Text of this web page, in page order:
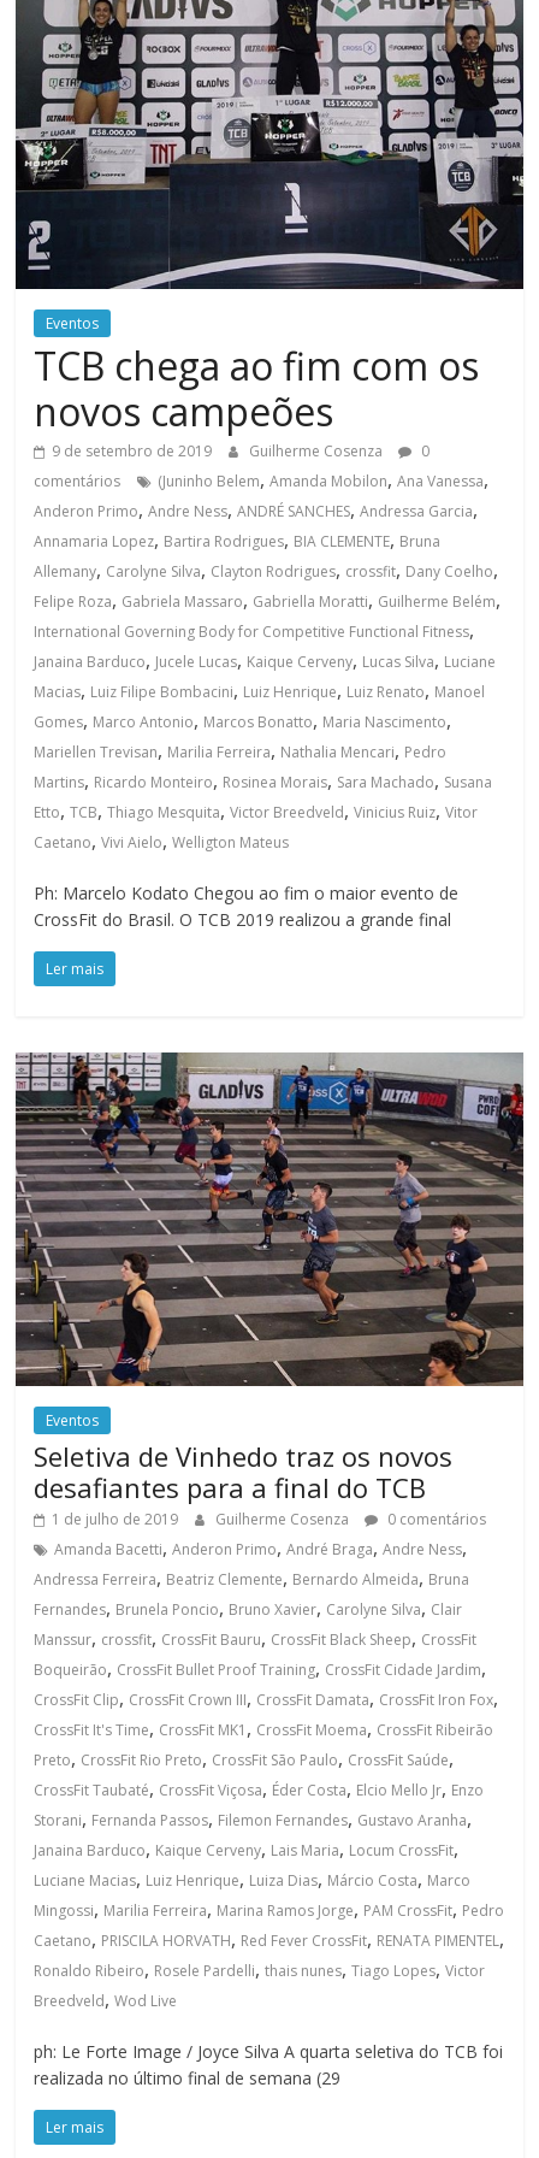
Eventos
TCB chega ao fim com os
novos campeões
9 de setembro de 2019 Guilherme Cosenza
0
comentários
(Juninho Belem,Amanda Mobilon,Ana Vanessa,
Anderon Primo,Andre Ness,ANDRÉ SANCHES,Andressa Garcia,
Annamaria Lopez, Bartira Rodrigues, BIA CLEMENTE, Bruna
Allemany, Carolyne Silva, Clayton Rodrigues, crossfit, Dany Coelho,
Felipe Roza, Gabriela Massaro, Gabriella Moratti, Guilherme Belém,
International Governing Body for Competitive Functional Fitness,
Janaina Barduco, Jucele Lucas, Kaique Cerveny, Lucas Silva, Luciane
Macias, Luiz Filipe Bombacini, Luiz Henrique, Luiz Renato, Manoel
Gomes, Marco Antonio, Marcos Bonatto, Maria Nascimento,
Mariellen Trevisan, Marilia Ferreira, Nathalia Mencari, Pedro
Martins, Ricardo Monteiro, Rosinea Morais, Sara Machado, Susana
Etto,TCB,Thiago Mesquita,Victor Breedveld,Vinicius Ruiz,Vitor
Caetano,Vivi Aielo,Welligton Mateus
Ph: Marcelo Kodato Chegou ao fim o maior evento de
CrossFit do Brasil. O TCB 2019 realizou a grande final
Ler mais
Eventos
Seletiva de Vinhedo traz os novos
desafiantes para a final do TCB
1 de julho de 2019 Guilherme Cosenza
0 comentários
Amanda Bacetti,Anderon Primo,André Braga,Andre Ness,
Andressa Ferreira, Beatriz Clemente, Bernardo Almeida, Bruna
Fernandes, Brunela Poncio, Bruno Xavier, Carolyne Silva, Clair
Manssur, crossfit, CrossFit Bauru, CrossFit Black Sheep, CrossFit
Boqueirão, CrossFit Bullet Proof Training, CrossFit Cidade Jardim,
CrossFit Clip, CrossFit Crown III, CrossFit Damata, CrossFit Iron Fox,
CrossFit It's Time, CrossFit MK1 , CrossFit Moema, CrossFit Ribeirão
Preto, CrossFit Rio Preto, CrossFit São Paulo, CrossFit Saúde,
CrossFit Taubaté, CrossFit Viçosa, Éder Costa, Elcio Mello Jr, Enzo
Storani, Fernanda Passos, Filemon Fernandes, Gustavo Aranha,
Janaina Barduco, Kaique Cerveny, Lais Maria, Locum CrossFit,
Luciane Macias, Luiz Henrique, Luiza Dias, Márcio Costa, Marco
Mingossi, Marilia Ferreira, Marina Ramos Jorge, PAM CrossFit, Pedro
Caetano, PRISCILA HORVATH, Red Fever CrossFit, RENATA PIMENTEL,
Ronaldo Ribeiro, Rosele Pardelli,thais nunes,Tiago Lopes,Victor
Breedveld,Wod Live
ph: Le Forte Image / Joyce Silva A quarta seletiva do TCB foi
realizada no último final de semana (29
Ler mais